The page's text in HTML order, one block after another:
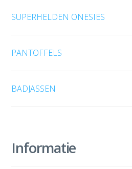
SUPERHELDEN ONESIES
PANTOFFELS
BADJASSEN
Informatie